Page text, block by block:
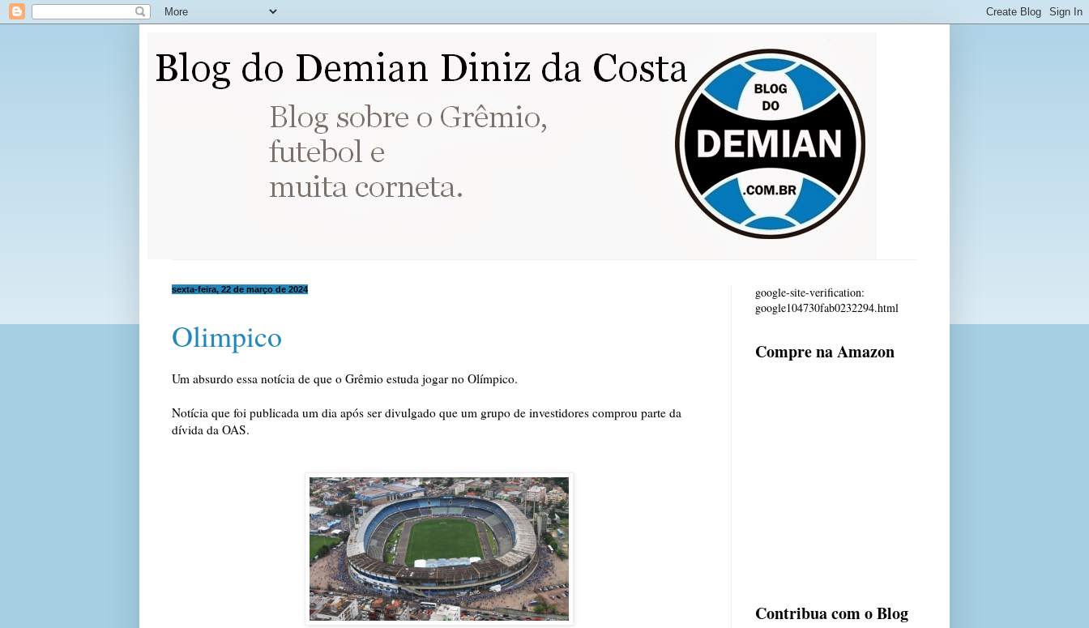
sexta-feira, 22 de março de 2024
Olimpico
Um absurdo essa notícia de que o Grêmio estuda jogar no Olímpico.
Notícia que foi publicada um dia após ser divulgado que um grupo de investidores comprou parte da
dívida da OAS.
google-site-verification:
google104730fab0232294.html
Compre na Amazon
Contribua com o Blog